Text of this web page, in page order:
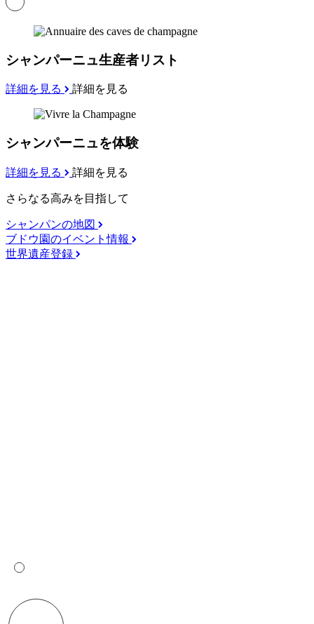
シャンパーニュ生産者リスト
詳細を見る 詳細を見る
シャンパーニュを体験
詳細を見る 詳細を見る
さらなる高みを目指して
シャンパンの地図
ブドウ園のイベント情報
世界遺産登録